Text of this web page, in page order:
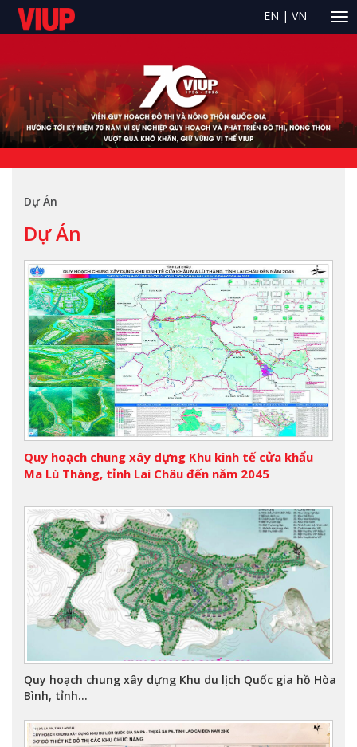
EN | VN
Dự Án
Dự Án
Quy hoạch chung xây dựng Khu kinh tế cửa khẩu
Ma Lù Thàng, tỉnh Lai Châu đến năm 2045
Quy hoạch chung xây dựng Khu du lịch Quốc gia hồ Hòa
Bình, tỉnh...